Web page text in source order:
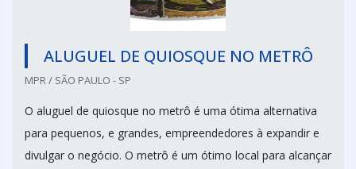
ALUGUEL DE QUIOSQUE NO METRÔ
MPR / SÃO PAULO - SP
O aluguel de quiosque no metrô é uma ótima alternativa
para pequenos, e grandes, empreendedores à expandir e
divulgar o negócio. O metrô é um ótimo local para alcançar